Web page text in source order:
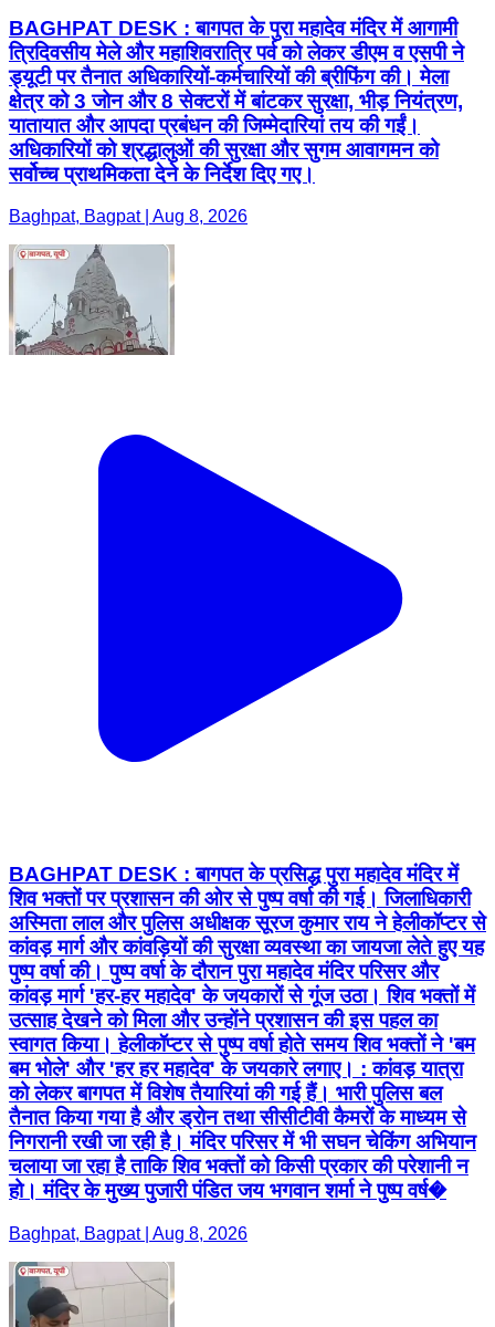
BAGHPAT DESK : बागपत के पुरा महादेव मंदिर में आगामी
त्रिदिवसीय मेले और महाशिवरात्रि पर्व को लेकर डीएम व एसपी ने
ड्यूटी पर तैनात अधिकारियों-कर्मचारियों की ब्रीफिंग की। मेला
क्षेत्र को 3 जोन और 8 सेक्टरों में बांटकर सुरक्षा, भीड़ नियंत्रण,
यातायात और आपदा प्रबंधन की जिम्मेदारियां तय की गईं।
अधिकारियों को श्रद्धालुओं की सुरक्षा और सुगम आवागमन को
सर्वोच्च प्राथमिकता देने के निर्देश दिए गए।
Baghpat, Bagpat | Aug 8, 2026
BAGHPAT DESK : बागपत के प्रसिद्ध पुरा महादेव मंदिर में
शिव भक्तों पर प्रशासन की ओर से पुष्प वर्षा की गई। जिलाधिकारी
अस्मिता लाल और पुलिस अधीक्षक सूरज कुमार राय ने हेलीकॉप्टर से
कांवड़ मार्ग और कांवड़ियों की सुरक्षा व्यवस्था का जायजा लेते हुए यह
पुष्प वर्षा की। पुष्प वर्षा के दौरान पुरा महादेव मंदिर परिसर और
कांवड़ मार्ग 'हर-हर महादेव' के जयकारों से गूंज उठा। शिव भक्तों में
उत्साह देखने को मिला और उन्होंने प्रशासन की इस पहल का
स्वागत किया। हेलीकॉप्टर से पुष्प वर्षा होते समय शिव भक्तों ने 'बम
बम भोले' और 'हर हर महादेव' के जयकारे लगाए। : कांवड़ यात्रा
को लेकर बागपत में विशेष तैयारियां की गई हैं। भारी पुलिस बल
तैनात किया गया है और ड्रोन तथा सीसीटीवी कैमरों के माध्यम से
निगरानी रखी जा रही है। मंदिर परिसर में भी सघन चेकिंग अभियान
चलाया जा रहा है ताकि शिव भक्तों को किसी प्रकार की परेशानी न
हो। मंदिर के मुख्य पुजारी पंडित जय भगवान शर्मा ने पुष्प वर्ष�
Baghpat, Bagpat | Aug 8, 2026